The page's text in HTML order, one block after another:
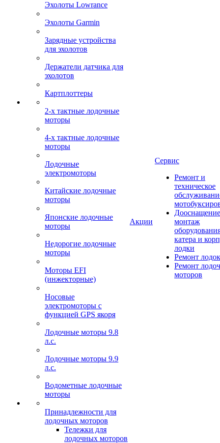
Эхолоты Lowrance
Эхолоты Garmin
Зарядные устройства
для эхолотов
Держатели датчика для
эхолотов
Картплоттеры
2-х тактные лодочные
моторы
4-х тактные лодочные
моторы
Лодочные
электромоторы
Китайские лодочные
моторы
Японские лодочные
моторы
Недорогие лодочные
моторы
Моторы EFI
(инжекторные)
Носовые
электромоторы с
функцией GPS якоря
Лодочные моторы 9.8
л.с.
Лодочные моторы 9.9
л.с.
Водометные лодочные
моторы
Принадлежности для
лодочных моторов
Тележки для
лодочных моторов
Акции
Сервис
Ремонт и
техническое
монтаж
катера и
лодки
Ремонт
Ремонт
моторов